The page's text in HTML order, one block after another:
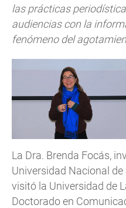
las prácticas
audiencias con la
fenómeno del
La Dra. Brenda Focás,
Universidad Nacional
visitó la Universidad de
Doctorado en